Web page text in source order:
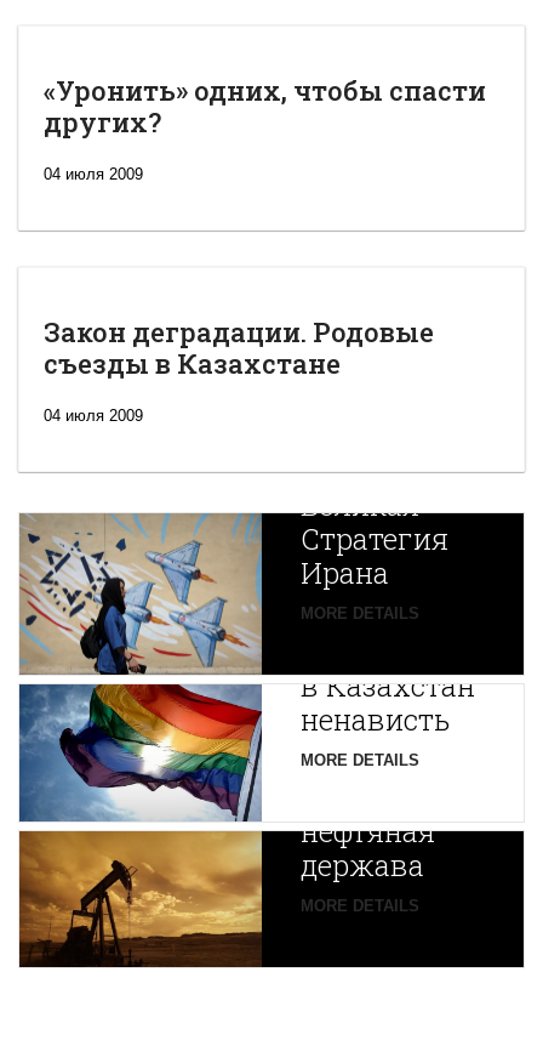
«Уронить» одних, чтобы спасти
других?
04 июля 2009
Закон деградации. Родовые
съезды в Казахстане
04 июля 2009
Новая
Великая
Стратегия
Ирана
MORE DETAILS
Путин
в Казахстан
ненависть
MORE DETAILS
Центральной
Азии
зарождается
нефтяная
держава
MORE DETAILS